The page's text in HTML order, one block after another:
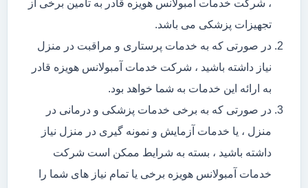
، شرکت خدمات آمبولانس هویزه قادر به تامین برخی از
تجهیزات پزشکی می باشد.
در صورتی که به خدمات پرستاری و مراقبت در منزل
نیاز داشته باشید ، شرکت خدمات آمبولانس هویزه قادر
به ارائه این خدمات به شما خواهد بود.
در صورتی که به برخی خدمات پزشکی و درمانی در
منزل ، یا خدمات آزمایش و نمونه گیری در منزل نیاز
داشته باشید ، بسته به شرایط ممکن است شرکت
خدمات آمبولانس هویزه برخی یا تمام نیاز های شما را